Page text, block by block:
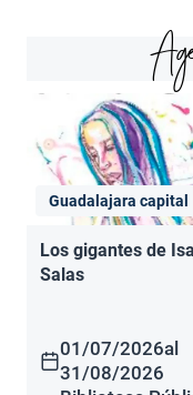
Guadalajara capital
Los gigantes de
Salas
01/07/2026al
31/08/2026